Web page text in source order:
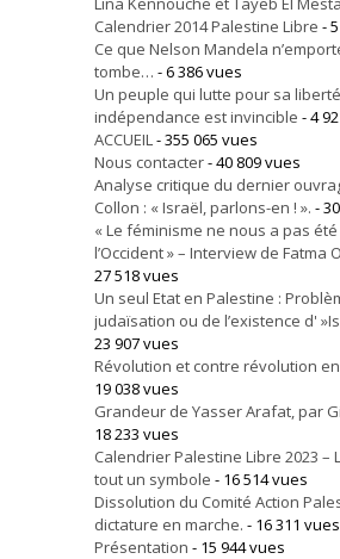
Calendrier 2014 Palestine Libre -
Ce que Nelson Mandela
tombe… - 6 386 vues
Un peuple qui lutte pour sa
indépendance est invincible - 4
ACCUEIL - 355 065 vues
Nous contacter- 40 809 vues
Analyse critique du dernier
Collon : « Israël, parlons-en ! ». -
« Le féminisme ne nous a pas
l’Occident » – Interview de Fatma
27 518 vues
Un seul Etat en Palestine :
judaïsation ou de l’existence d'
23 907 vues
Révolution et contre révolution
19 038 vues
Grandeur de Yasser Arafat, par
18 233 vues
Calendrier Palestine Libre 2023 –
tout un symbole - 16 514 vues
Dissolution du Comité Action
dictature en marche. - 16 311 vues
Présentation - 15 944 vues